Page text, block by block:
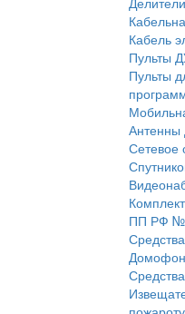
Кабель
Пульты
Пульты
Антенны
Сетевое
ПП РФ №